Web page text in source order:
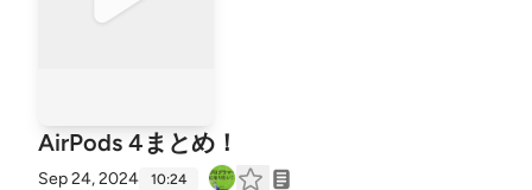
AirPods 4まとめ！
Sep 24, 2024 10:24